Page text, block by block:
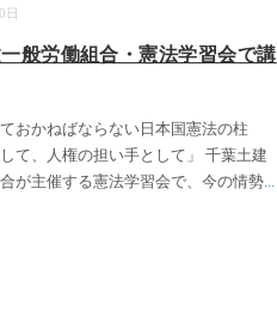
日
般労働組合・憲法学習会で講
ておかねばならない日本国憲法の柱
て、人権の担い手として」 千葉土建
が主催する憲法学習会で、今の情勢...